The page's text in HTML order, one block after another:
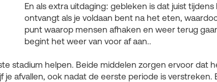
En als extra uitdaging: gebleken is dat juist
ontvangt als je voldaan bent na het eten,
punt waarop mensen afhaken en weer terug
begint het weer van voor af aan..
stadium helpen. Beide middelen zorgen ervoor dat
afvallen, ook nadat de eerste periode is verstreken.